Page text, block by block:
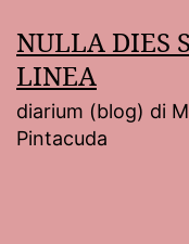
al
contenuto
NULLA DIES
LINEA
diarium (blog) di
Pintacuda